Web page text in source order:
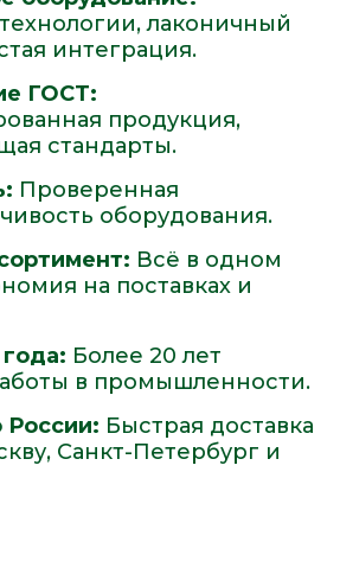
лаконичный
интеграция.
ГОСТ:
продукция,
стандарты.
Проверенная
оборудования.
Всё в одном
на поставках и
Более 20 лет
в промышленности.
России: Быстрая доставка
Санкт-Петербург и